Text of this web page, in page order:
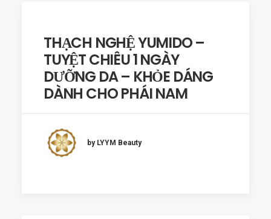
THẠCH NGHỆ YUMIDO –
TUYỆT CHIÊU 1 NGÀY
DƯỠNG DA – KHỎE DÁNG
DÀNH CHO PHÁI NAM
by LYYM Beauty